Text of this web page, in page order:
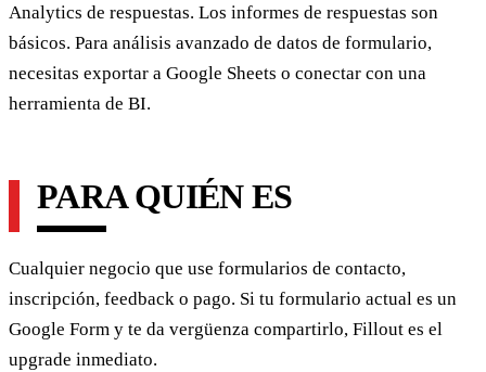
Analytics de respuestas. Los informes de respuestas son
básicos. Para análisis avanzado de datos de formulario,
necesitas exportar a Google Sheets o conectar con una
herramienta de BI.
PARA QUIÉN ES
Cualquier negocio que use formularios de contacto,
inscripción, feedback o pago. Si tu formulario actual es un
Google Form y te da vergüenza compartirlo, Fillout es el
upgrade inmediato.